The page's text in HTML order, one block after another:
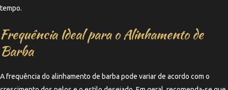
tempo.
Frequência Ideal para o Alinhamento de
Barba
A frequência do alinhamento de barba pode variar de acordo com o